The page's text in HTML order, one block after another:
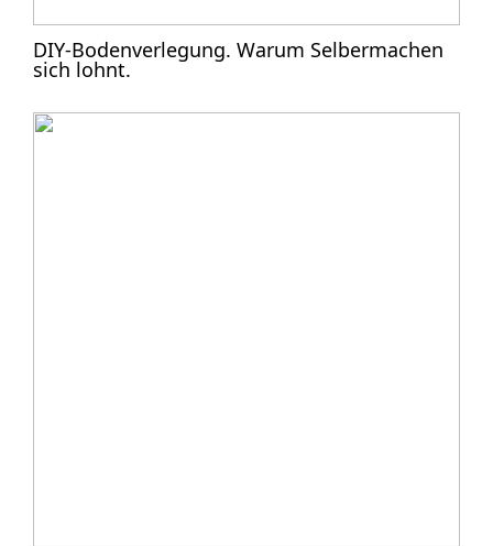
DIY-Bodenverlegung. Warum Selbermachen
sich lohnt.